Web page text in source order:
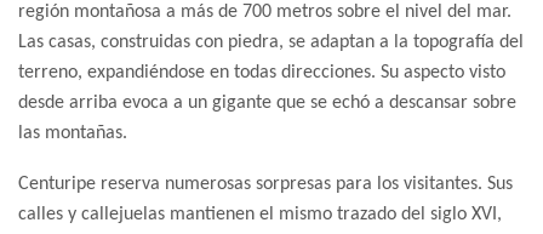
región montañosa a más de 700 metros sobre el nivel del mar.
Las casas, construidas con piedra, se adaptan a la topografía del
terreno, expandiéndose en todas direcciones. Su aspecto visto
desde arriba evoca a un gigante que se echó a descansar sobre
las montañas.
Centuripe reserva numerosas sorpresas para los visitantes. Sus
calles y callejuelas mantienen el mismo trazado del siglo XVI,